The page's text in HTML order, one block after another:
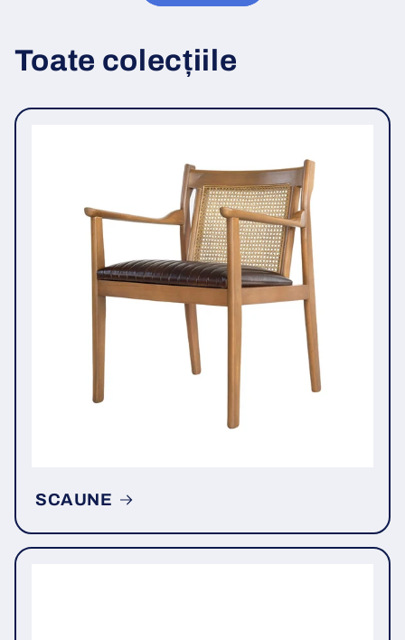
Toate colecțiile
SCAUNE